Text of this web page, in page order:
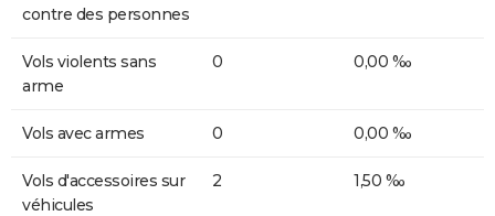
contre des personnes
Vols violents sans
arme
0 0,00 ‰
Vols avec armes 0 0,00 ‰
Vols d'accessoires sur
véhicules
2 1,50 ‰